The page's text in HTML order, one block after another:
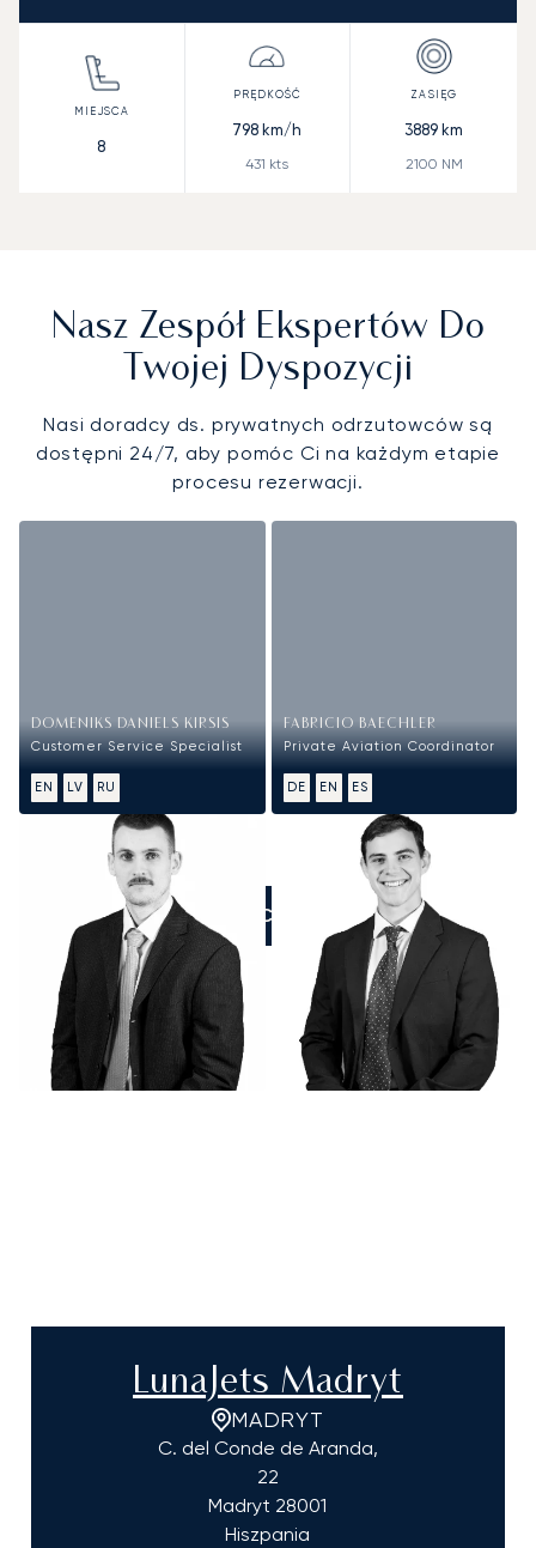
8
798 km/h
431 kts
3889 km
2100 NM
Nasz Zespół Ekspertów Do
Twojej Dyspozycji
Nasi doradcy ds. prywatnych odrzutowców są
dostępni 24/7, aby pomóc Ci na każdym etapie
procesu rezerwacji.
DOMENIKS DANIELS KIRSIS
Customer Service Specialist
EN LV RU
FABRICIO BAECHLER
Private Aviation Coordinator
DE EN ES
ZADZWOŃCIE DO NAS
LunaJets Madryt
MADRYT
C. del Conde de Aranda,
22
Madryt 28001
Hiszpania